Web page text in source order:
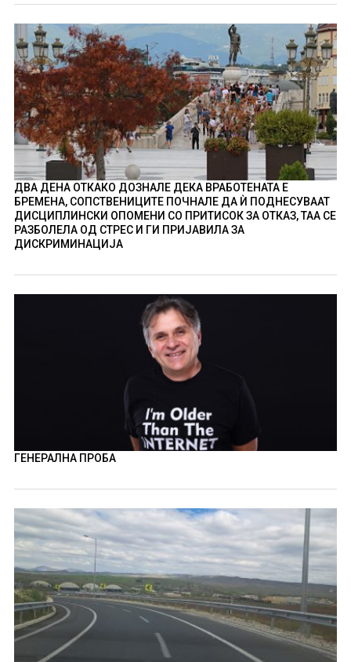
ДВА ДЕНА ОТКАКО ДОЗНАЛЕ ДЕКА ВРАБОТЕНАТА Е
БРЕМЕНА, СОПСТВЕНИЦИТЕ ПОЧНАЛЕ ДА Ѝ ПОДНЕСУВААТ
ДИСЦИПЛИНСКИ ОПОМЕНИ СО ПРИТИСОК ЗА ОТКАЗ, ТАА СЕ
РАЗБОЛЕЛА ОД СТРЕС И ГИ ПРИЈАВИЛА ЗА
ДИСКРИМИНАЦИЈА
ГЕНЕРАЛНА ПРОБА